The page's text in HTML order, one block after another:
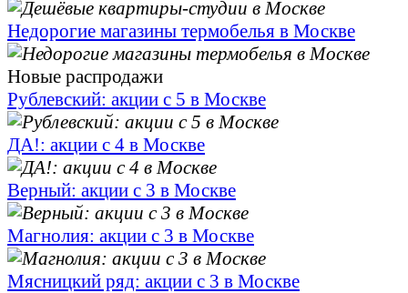
Недорогие магазины термобелья в Москве
Новые распродажи
Рублевский: акции с 5 в Москве
ДА!: акции с 4 в Москве
Верный: акции с 3 в Москве
Магнолия: акции с 3 в Москве
Мясницкий ряд: акции с 3 в Москве